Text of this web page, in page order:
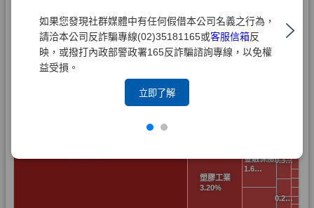
如果您發現社群媒體中有任何假借本公司名義之行為，
請洽本公司反詐騙專線(02)35181165或客服信箱反
映，或撥打內政部警政署165反詐騙諮詢專線，以免權
益受損。
立即了解